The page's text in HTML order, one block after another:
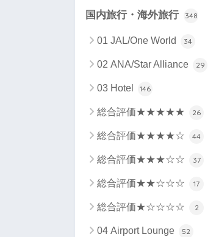
国内旅行・海外旅行 348
01 JAL/One World 34
02 ANA/Star Alliance 29
03 Hotel 146
総合評価★★★★★ 26
総合評価★★★★☆ 44
総合評価★★★☆☆ 37
総合評価★★☆☆☆ 17
総合評価★☆☆☆☆ 2
04 Airport Lounge 52